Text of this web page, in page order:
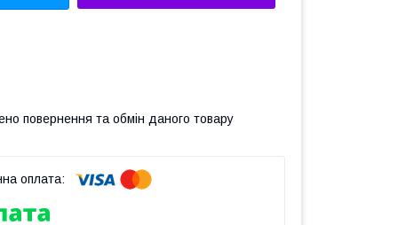
повернення та обмін даного товару